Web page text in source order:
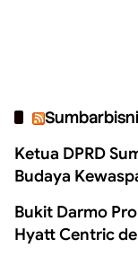
Ketua DPRD
Budaya
Bukit Darmo
Hyatt Centric